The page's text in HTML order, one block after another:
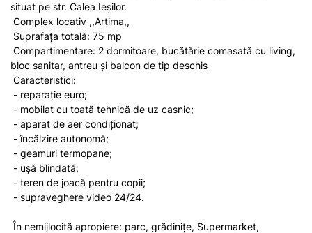
situat pe str. Calea Ieșilor.
Complex locativ ,,Artima,,
Suprafața totală: 75 mp
Compartimentare: 2 dormitoare, bucătărie comasată cu living,
bloc sanitar, antreu și balcon de tip deschis
Caracteristici:
- reparație euro;
- mobilat cu toată tehnică de uz casnic;
- aparat de aer condiționat;
- încălzire autonomă;
- geamuri termopane;
- ușă blindată;
- teren de joacă pentru copii;
- supraveghere video 24/24.
În nemijlocită apropiere: parc, grădinițe, Supermarket,